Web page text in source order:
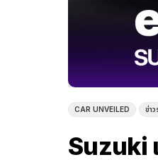
CAR UNVEILED ข่า
Suzuki